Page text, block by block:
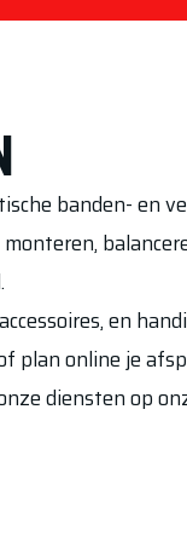
banden- en
en
plan online je
diensten op